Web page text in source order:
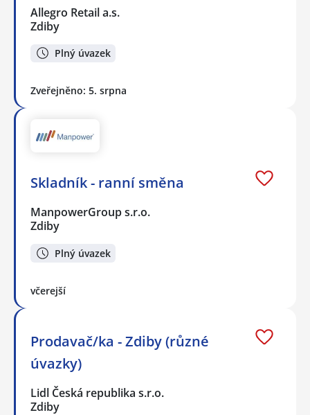
Allegro Retail a.s.
Zdiby
Plný úvazek
Zveřejněno: 5. srpna
Skladník - ranní směna
ManpowerGroup s.r.o.
Zdiby
Plný úvazek
včerejší
Prodavač/ka - Zdiby (různé
úvazky)
Lidl Česká republika s.r.o.
Zdiby